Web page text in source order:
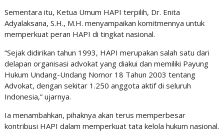
Sementara itu, Ketua Umum HAPI terpilih, Dr. Enita
Adyalaksana, S.H., M.H. menyampaikan komitmennya untuk
memperkuat peran HAPI di tingkat nasional.
“Sejak didirikan tahun 1993, HAPI merupakan salah satu dari
delapan organisasi advokat yang diakui dan memiliki Payung
Hukum Undang-Undang Nomor 18 Tahun 2003 tentang
Advokat, dengan sekitar 1.250 anggota aktif di seluruh
Indonesia,” ujarnya.
Ia menambahkan, pihaknya akan terus memperbesar
kontribusi HAPI dalam memperkuat tata kelola hukum nasional.